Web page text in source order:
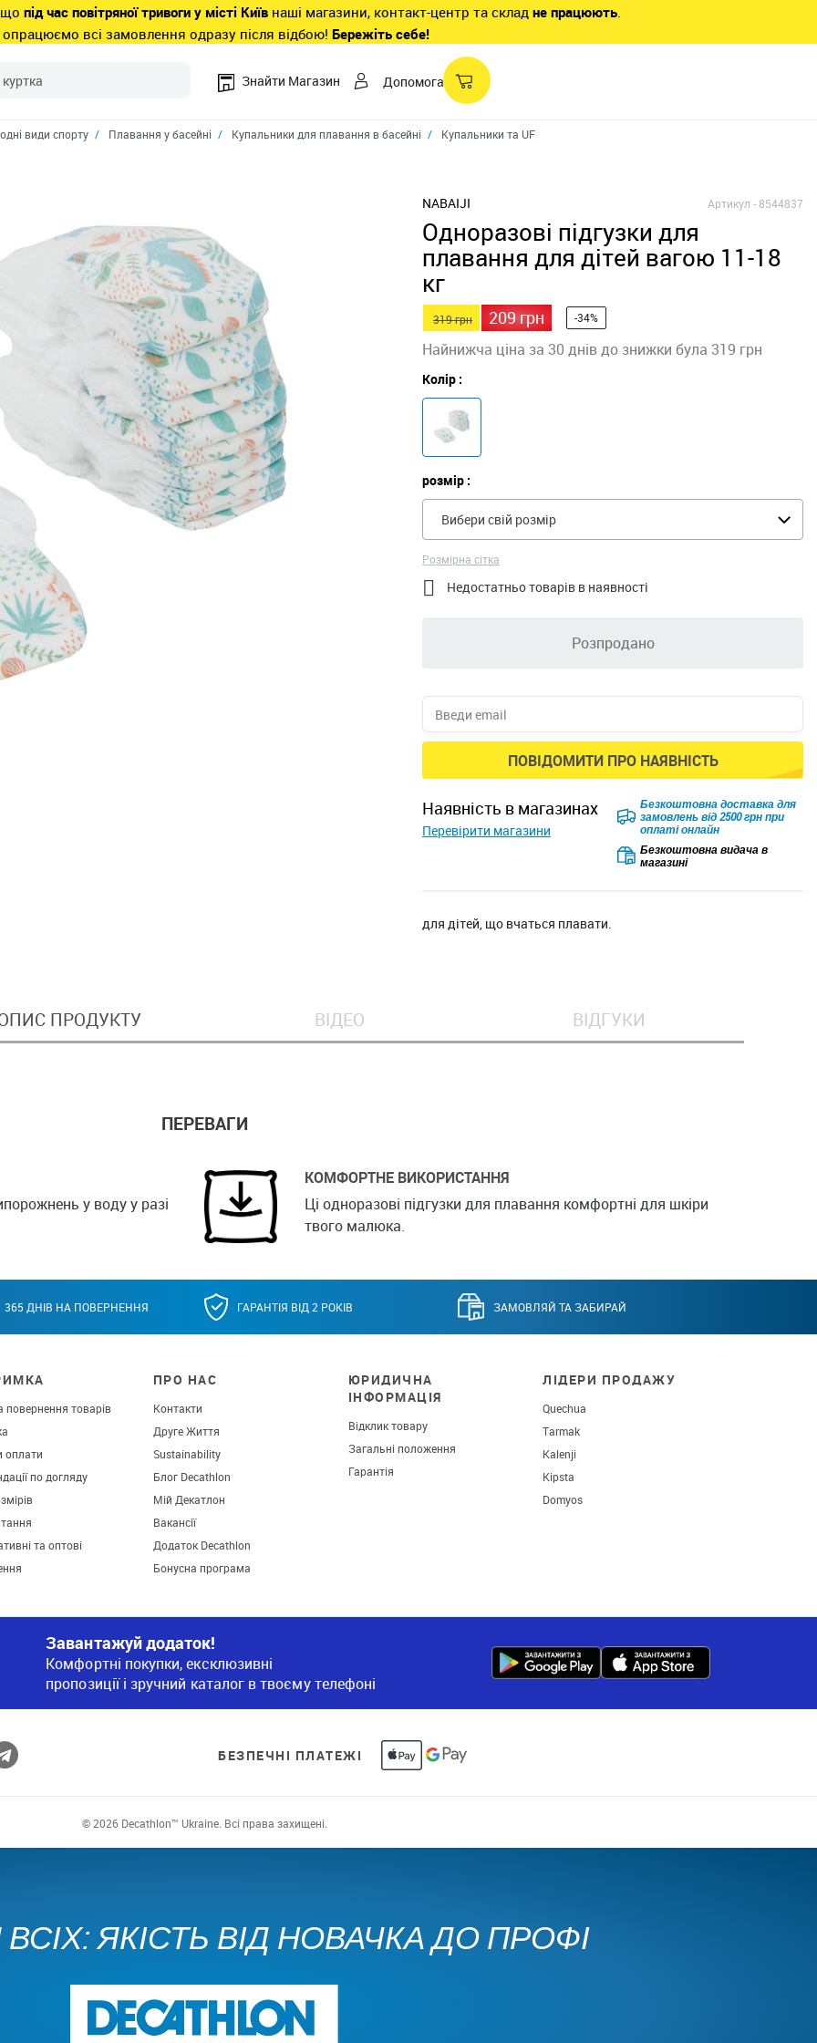
що під час повітряної тривоги у місті Київ наші магазини, контакт-центр та склад не працюють.
всі замовлення одразу після відбою! Бережіть себе!
Знайти Магазин Допомога
види спорту Плавання у басейні Купальники для плавання в басейні Купальники та UF одяг для малюків
NABAIJI Артикул -8544837
Одноразові підгузки для
плавання для дітей вагою 11-18
кг
319 грн 209 грн -34%
Найнижча ціна за 30 днів до знижки була 319 грн
Колір :
розмір :
Вибери свій розмір
Розмірна сітка
 Недостатньо товарів в наявності
Розпродано
ПОВІДОМИТИ ПРО НАЯВНІСТЬ
наявність в магазинах
Перевірити магазини
Безкоштовна доставка для
замовлень від 2500 грн при
оплаті онлайн
Безкоштовна видача в
магазині
для дітей, що вчаться плавати.
ПРОДУКТУ ВІДЕО ВІДГУКИ
ПЕРЕВАГИ
у воду у разі
КОМФОРТНЕ ВИКОРИСТАННЯ
Ці одноразові підгузки для плавання комфортні для шкіри
твого малюка.
365 ДНІВ НА ПОВЕРНЕННЯ ГАРАНТІЯ ВІД 2 РОКІВ ЗАМОВЛЯЙ ТА ЗАБИРАЙ
повернення товарів
оплати
по догляду
та оптові
ПРО НАС
Контакти
Друге Життя
Sustainability
Блог Decathlon
Мій Декатлон
Вакансії
Додаток Decathlon
Бонусна програма
ЮРИДИЧНА
ІНФОРМАЦІЯ
Відклик товару
Загальні положення
Гарантія
ЛІДЕРИ ПРОДАЖУ
Quechua
Tarmak
Kalenji
Kipsta
Domyos
Завантажуй додаток!
Комфортні покупки, ексклюзивні
пропозиції і зручний каталог в твоєму телефоні
БЕЗПЕЧНІ ПЛАТЕЖІ
© 2026 Decathlon™ Ukraine. Всі права захищені.
ЯКІСТЬ ВІД НОВАЧКА ДО ПРОФІ